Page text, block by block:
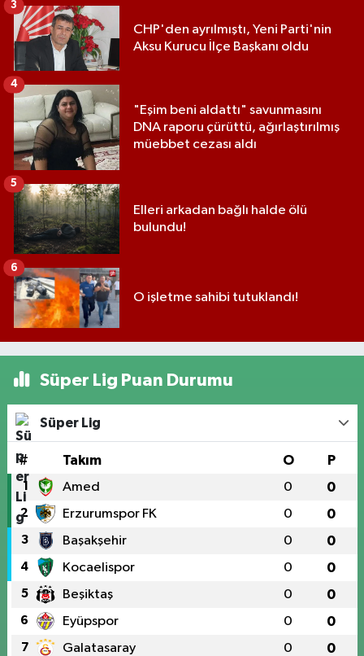
CHP'den ayrılmıştı, Yeni Parti'nin
Aksu Kurucu İlçe Başkanı oldu
3
"Eşim beni aldattı" savunmasını
DNA raporu çürüttü, ağırlaştırılmış
müebbet cezası aldı
4
Elleri arkadan bağlı halde ölü
bulundu!
5
O işletme sahibi tutuklandı!
6
Süper Lig Puan Durumu
Süper Lig
# Takım O P
1 Amed 0 0
2 Erzurumspor FK 0 0
3 Başakşehir 0 0
4 Kocaelispor 0 0
5 Beşiktaş 0 0
6 Eyüpspor 0 0
7 Galatasaray 0 0